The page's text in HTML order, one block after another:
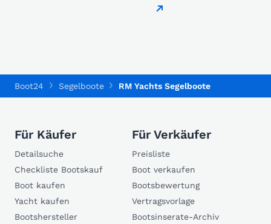
Boot24 Segelboote RM Yachts Segelboote
Für Käufer
Detailsuche
Checkliste Bootskauf
Boot kaufen
Yacht kaufen
Bootshersteller
Für Verkäufer
Preisliste
Boot verkaufen
Bootsbewertung
Vertragsvorlage
Bootsinserate-Archiv